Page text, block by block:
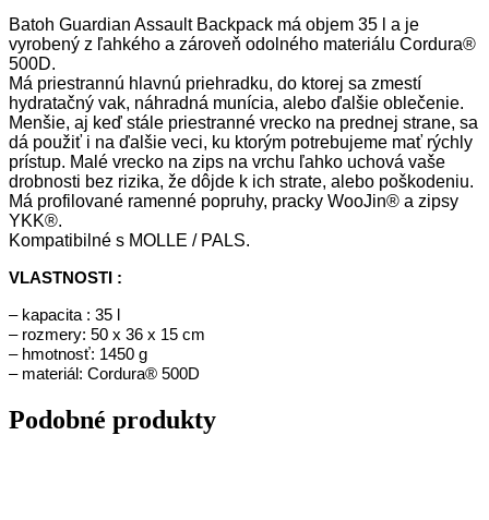
Batoh Guardian Assault Backpack má objem 35 l a je
vyrobený z ľahkého a zároveň odolného materiálu Cordura®
500D.
Má priestrannú hlavnú priehradku, do ktorej sa zmestí
hydratačný vak, náhradná munícia, alebo ďalšie oblečenie.
Menšie, aj keď stále priestranné vrecko na prednej strane, sa
dá použiť i na ďalšie veci, ku ktorým potrebujeme mať rýchly
prístup. Malé vrecko na zips na vrchu ľahko uchová vaše
drobnosti bez rizika, že dôjde k ich strate, alebo poškodeniu.
Má profilované ramenné popruhy, pracky WooJin® a zipsy
YKK®.
Kompatibilné s MOLLE / PALS.
VLASTNOSTI :
– kapacita : 35 l
– rozmery: 50 x 36 x 15 cm
– hmotnosť: 1450 g
– materiál: Cordura® 500D
Podobné produkty